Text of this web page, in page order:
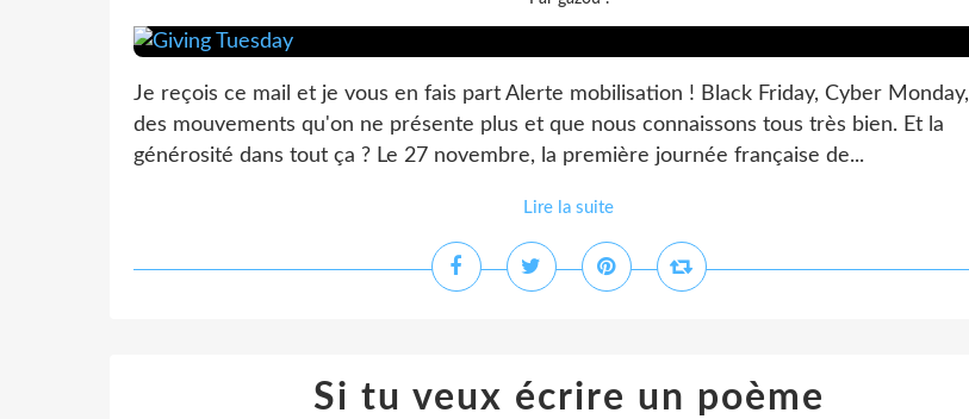
Je reçois ce mail et je vous en fais part Alerte mobilisation ! Black Friday, Cyber Monday,
des mouvements qu'on ne présente plus et que nous connaissons tous très bien. Et la
générosité dans tout ça ? Le 27 novembre, la première journée française de...
Lire la suite
Si tu veux écrire un poème